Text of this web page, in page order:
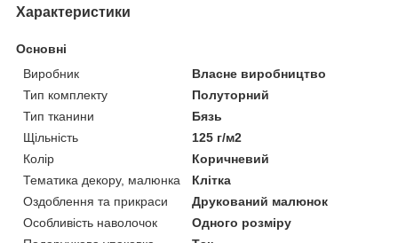
Характеристики
Основні
Виробник
Власне виробництво
Тип комплекту
Полуторний
Тип тканини
Бязь
Щільність
125 г/м2
Колір
Коричневий
Тематика декору, малюнка
Клітка
Оздоблення та прикраси
Друкований малюнок
Особливість наволочок
Одного розміру